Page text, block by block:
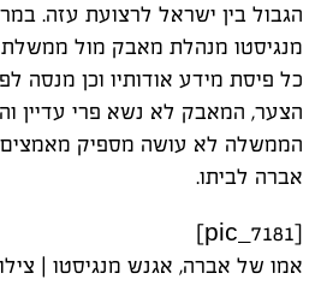
הגבול בין ישראל לרצועת עזה.
מנגיסטו מנהלת מאבק מול
כל פיסת מידע אודותיו וכן מנסה
הצער, המאבק לא נשא פרי עדיין
הממשלה לא עושה מספיק
אברה לביתו.
[pic_7181]
אמו של אברה, אגנש מנגיסטו |